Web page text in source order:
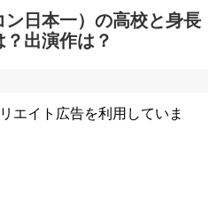
日本一）の高校と身長
出演作は？
エイト広告を利用していま